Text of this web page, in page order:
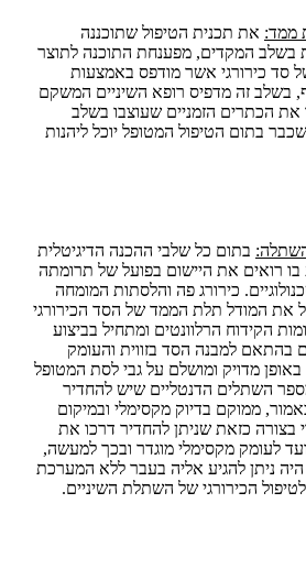
ממד: את תכנית הטיפול שתוכננה
בשלב המקדים, מפענחת התוכנה לתוצר
סד כירורגי אשר מודפס באמצעות
בשלב זה מדפיס רופא השיניים המשקם
הכתרים הזמניים שעוצבו בשלב
בתום הטיפול המטופל יוכל ליהנות
בתום כל שלבי ההכנה הדיגיטלית
רואים את היישום בפועל של תרומתה
כירורג פה והלסתות המומחה
את המודל תלת הממד של הסד הכירורגי
הקידוח הרלוונטים ומתחיל בביצוע
בהתאם למבנה הסד בזווית והעומק
מדויק ומושלם על גבי לסת המטופל
השתלים הדנטליים שיש להחדיר
ממוקם בדיוק מקסימלי ובמיקום
בצורה כזאת שניתן להחדיר דרכו את
לעומק מקסימלי מוגדר ובכך למעשה,
ניתן להגיע אליה בעבר ללא המערכת
הכירורגי של השתלת השיניים.